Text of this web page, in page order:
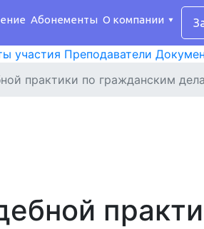
Абонементы О компании
участия Преподаватели
практики по гражданским